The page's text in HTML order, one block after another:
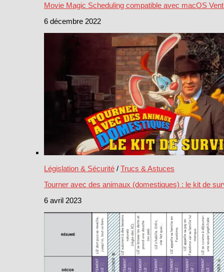
Movie Magic Scheduling compatible avec macOS
6 décembre 2022
Législation & Sécurité / Trucs & Astuces
Tourner avec des animaux (domestiques) : le kit de
6 avril 2023